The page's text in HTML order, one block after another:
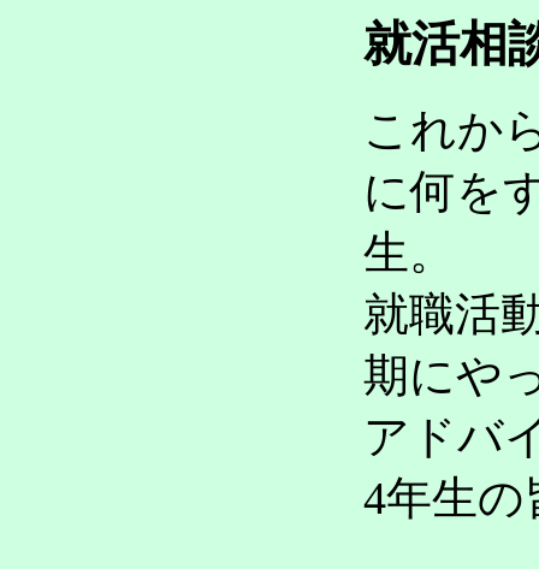
就活相
これか
に何を
生。
就職活
期にや
アドバ
4年生